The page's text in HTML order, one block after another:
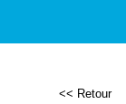
<< Retour